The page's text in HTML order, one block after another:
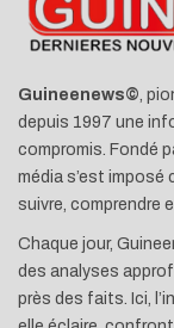
Guineenews©,
depuis 1997 une
compromis. Fondé
média s’est
suivre, comprendre
Chaque jour,
des analyses
près des faits. Ici,